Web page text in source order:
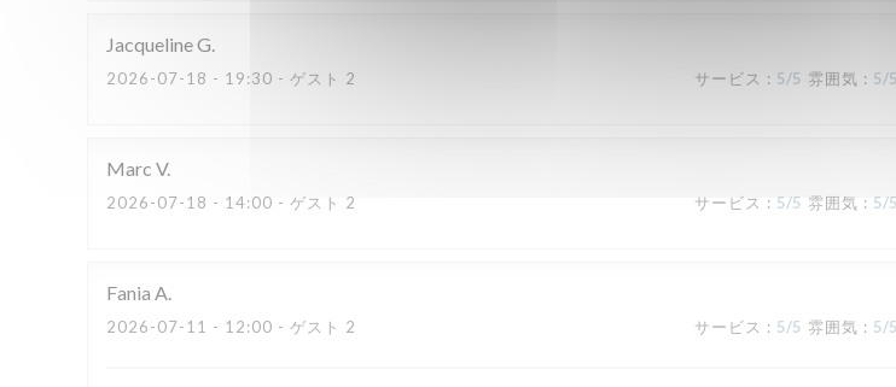
JacquelineG
2026-07-18 - 19:30 - ゲスト 2 サービス : 5/5 雰囲気 : 5/5
Marc V
2026-07-18 - 14:00 - ゲスト 2 サービス : 5/5 雰囲気 : 5/5
Fania A
2026-07-11 - 12:00 - ゲスト 2 サービス : 5/5 雰囲気 : 5/5